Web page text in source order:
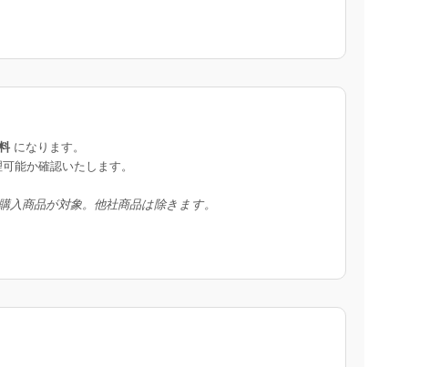
になります。
能か確認いたします。
商品が対象。他社商品は除きます。